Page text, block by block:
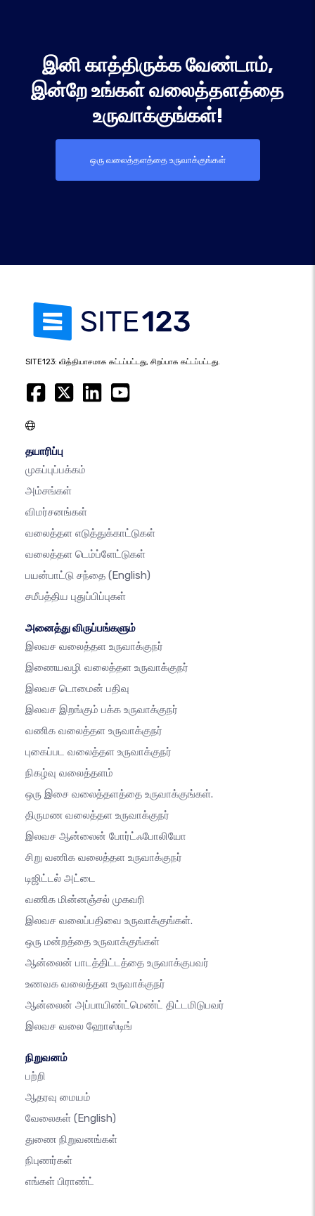
இனி காத்திருக்க வேண்டாம்,
இன்றே உங்கள் வலைத்தளத்தை
உருவாக்குங்கள்!
ஒரு வலைத்தளத்தை உருவாக்குங்கள்
SITE123: வித்தியாசமாக கட்டப்பட்டது, சிறப்பாக கட்டப்பட்டது.
தயாரிப்பு
முகப்புப்பக்கம்
அம்சங்கள்
விமர்சனங்கள்
வலைத்தள எடுத்துக்காட்டுகள்
வலைத்தள டெம்ப்ளேட்டுகள்
பயன்பாட்டு சந்தை (English)
சமீபத்திய புதுப்பிப்புகள்
அனைத்து விருப்பங்களும்
இலவச வலைத்தள உருவாக்குநர்
இணையவழி வலைத்தள உருவாக்குநர்
இலவச டொமைன் பதிவு
இலவச இறங்கும் பக்க உருவாக்குநர்
வணிக வலைத்தள உருவாக்குநர்
புகைப்பட வலைத்தள உருவாக்குநர்
நிகழ்வு வலைத்தளம்
ஒரு இசை வலைத்தளத்தை உருவாக்குங்கள்.
திருமண வலைத்தள உருவாக்குநர்
இலவச ஆன்லைன் போர்ட்ஃபோலியோ
சிறு வணிக வலைத்தள உருவாக்குநர்
டிஜிட்டல் அட்டை
வணிக மின்னஞ்சல் முகவரி
இலவச வலைப்பதிவை உருவாக்குங்கள்.
ஒரு மன்றத்தை உருவாக்குங்கள்
ஆன்லைன் பாடத்திட்டத்தை உருவாக்குபவர்
உணவக வலைத்தள உருவாக்குநர்
ஆன்லைன் அப்பாயிண்ட்மெண்ட் திட்டமிடுபவர்
இலவச வலை ஹோஸ்டிங்
நிறுவனம்
பற்றி
ஆதரவு மையம்
வேலைகள் (English)
துணை நிறுவனங்கள்
நிபுணர்கள்
எங்கள் பிராண்ட்